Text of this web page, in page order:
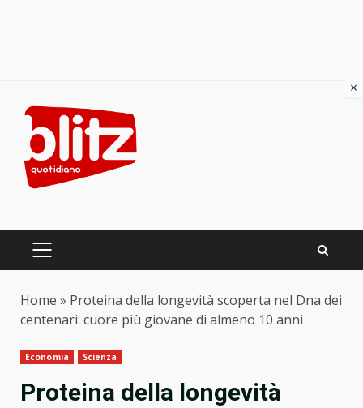
content
PRIMARY
Home » Proteina della longevità scoperta nel Dna dei
centenari: cuore più giovane di almeno 10 anni
Economia Scienza
Proteina della longevità
×